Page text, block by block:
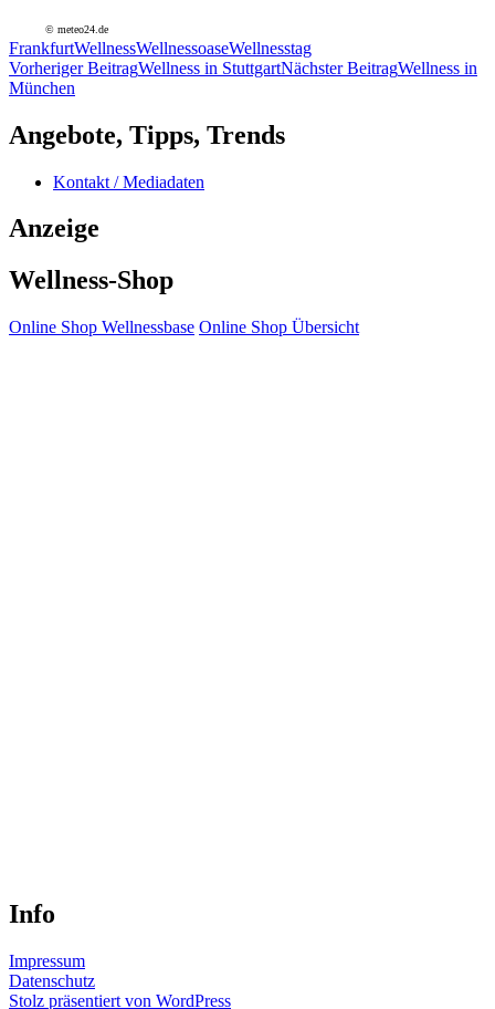
© meteo24.de
FrankfurtWellnessWellnessoaseWellnesstag
Beitragsnavigation
Vorheriger BeitragWellness in StuttgartNächster BeitragWellness in
München
Angebote, Tipps, Trends
Kontakt / Mediadaten
Anzeige
Wellness-Shop
Online Shop Wellnessbase Online Shop Übersicht
Info
Impressum
Datenschutz
Stolz präsentiert von WordPress